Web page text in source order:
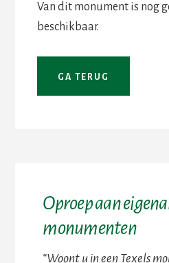
Van dit monument is nog
beschikbaar.
Oproep aan
monumenten
“Woont u in een Texels